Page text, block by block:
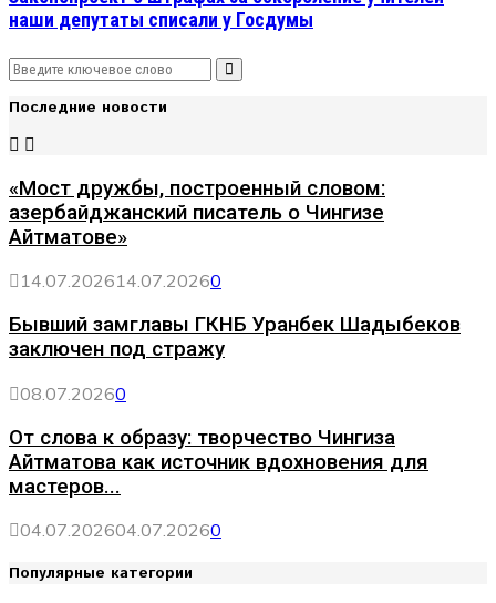
наши депутаты списали у Госдумы
Search
for:
Search
Последние новости
«Мост дружбы, построенный словом:
азербайджанский писатель о Чингизе
Айтматове»
14.07.202614.07.20260
Бывший замглавы ГКНБ Уранбек Шадыбеков
заключен под стражу
08.07.20260
От слова к образу: творчество Чингиза
Айтматова как источник вдохновения для
мастеров...
04.07.202604.07.20260
Популярные категории